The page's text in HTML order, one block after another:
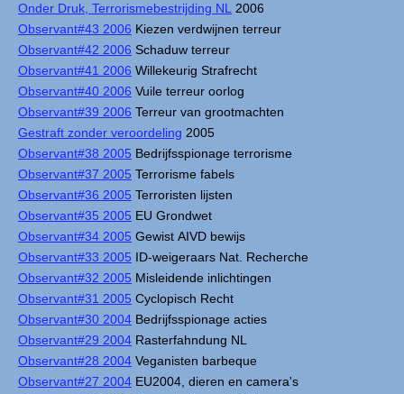
Onder Druk, Terrorismebestrijding NL
2006
Observant#43 2006 Kiezen verdwijnen terreur
Observant#42 2006 Schaduw terreur
Observant#41 2006 Willekeurig Strafrecht
Observant#40 2006 Vuile terreur oorlog
Observant#39 2006 Terreur van grootmachten
Gestraft zonder veroordeling 2005
Observant#38 2005 Bedrijfsspionage terrorisme
Observant#37 2005 Terrorisme fabels
Observant#36 2005 Terroristen lijsten
Observant#35 2005 EU Grondwet
Observant#34 2005 Gewist AIVD bewijs
Observant#33 2005 ID-weigeraars Nat. Recherche
Observant#32 2005 Misleidende inlichtingen
Observant#31 2005 Cyclopisch Recht
Observant#30 2004 Bedrijfsspionage acties
Observant#29 2004 Rasterfahndung NL
Observant#28 2004 Veganisten barbeque
Observant#27 2004 EU2004, dieren en camera's